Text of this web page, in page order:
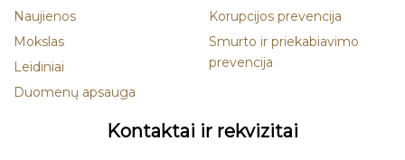
Naujienos
Mokslas
Leidiniai
Duomenų apsauga
Korupcijos prevencija
Smurto ir priekabiavimo
prevencija
Kontaktai ir rekvizitai